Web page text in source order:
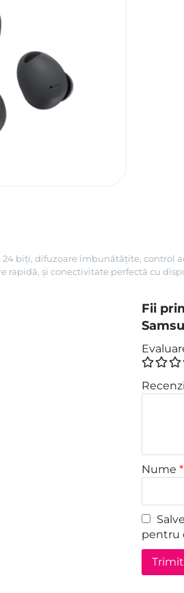
24 biți, difuzoare îmbunătățite,
rapidă, și conectivitate perfectă cu
Fii
Nume *
pentru